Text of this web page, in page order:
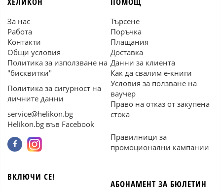
За нас
Работа
Контакти
Общи условия
Политика за използване на
"бисквитки"
Политика за сигурност на
личните данни
service@helikon.bg
Helikon.bg във Facebook
Търсене
Поръчка
Плащания
Доставка
Данни за клиента
Как да свалим е-книги
Условия за ползване на
ваучер
Право на отказ от закупена
стока
Правилници за
промоционални кампании
ВКЛЮЧИ СЕ!
АБОНАМЕНТ ЗА БЮЛЕТИН